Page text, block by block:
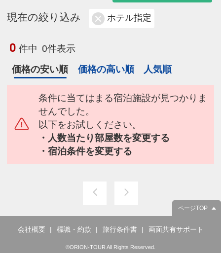
現在の絞り込み ホテル指定
0 件中 0件表示
価格の安い順
価格の高い順 人気順
条件に当てはまる宿泊施設が見つかりま
せんでした。
以下をお試しください。
・人数当たり部屋数を変更する
・宿泊条件を変更する
ページTOP
会社概要 標識・約款 旅行条件書 画面共有サポート
©ORION-TOUR All Rights Reserved.